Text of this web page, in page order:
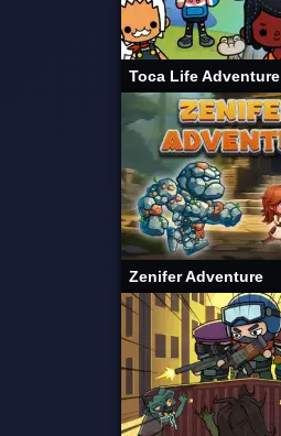
Toca Life Adventure
Zenifer Adventure